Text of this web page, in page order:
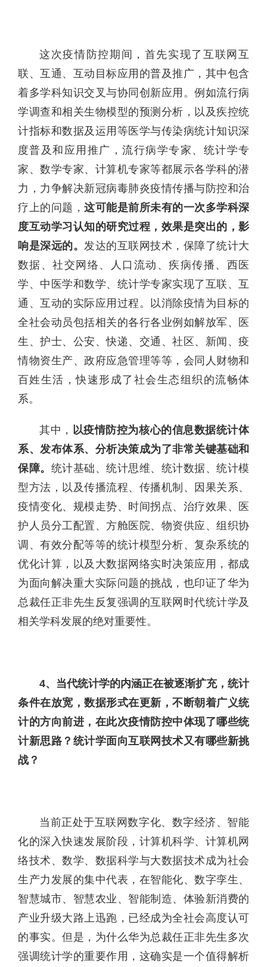
这次疫情防控期间，首先实现了互联网互
联、互通、互动目标应用的普及推广，其中包含
着多学科知识交叉与协同创新应用。例如流行病
学调查和相关生物模型的预测分析，以及疾控统
计指标和数据及运用等医学与传染病统计知识深
度普及和应用推广，流行病学专家、统计学专
家、数学专家、计算机专家等都展示各学科的潜
力，力争解决新冠病毒肺炎疫情传播与防控和治
疗上的问题， 这可能是前所未有的一次多学科深
度互动学习认知的研究过程，效果是突出的，影
响是深远的。 发达的互联网技术，保障了统计大
数据、社交网络、人口流动、疾病传播、西医
学、中医学和数学、统计学专家实现了互联、互
通、互动的实际应用过程。以消除疫情为目标的
全社会动员包括相关的各行各业例如解放军、医
生、护士、公安、快递、交通、社区、新闻、疫
情物资生产、政府应急管理等等，会同人财物和
百姓生活，快速形成了社会生态组织的流畅体
系。
其中， 以疫情防控为核心的信息数据统计体
系、发布体系、分析决策成为了非常关键基础和
保障。 统计基础、统计思维、统计数据、统计模
型方法，以及传播流程、传播机制、因果关系、
疫情变化、规模走势、时间拐点、治疗效果、医
护人员分工配置、方舱医院、物资供应、组织协
调、有效分配等等的统计模型分析、复杂系统的
优化计算，以及大数据网络实时决策应用，都成
为面向解决重大实际问题的挑战，也印证了华为
总裁任正非先生反复强调的互联网时代统计学及
相关学科发展的绝对重要性。
4、当代统计学的内涵正在被逐渐扩充，统计
条件在放宽，数据形式在更新，不断朝着广义统
计的方向前进，在此次疫情防控中体现了哪些统
计新思路？统计学面向互联网技术又有哪些新挑
战？
当前正处于互联网数字化、数字经济、智能
化的深入快速发展阶段，计算机科学、计算机网
络技术、数学、数据科学与大数据技术成为社会
生产力发展的集中代表，在智能化、数字孪生、
智慧城市、智慧农业、智能制造、体验新消费的
产业升级大路上迅跑，已经成为全社会高度认可
的事实。但是，为什么华为总裁任正非先生多次
强调统计学的重要作用，这确实是一个值得解析